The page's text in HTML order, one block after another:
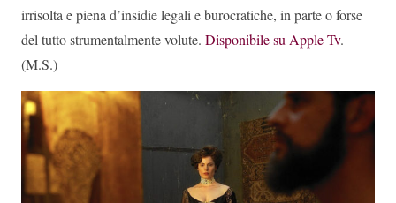
irrisolta e piena d’insidie legali e burocratiche, in parte o forse
del tutto strumentalmente volute. Disponibile su Apple Tv.
(M.S.)